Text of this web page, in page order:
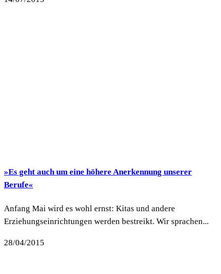
»Es geht auch um eine höhere Anerkennung unserer
Berufe«
Anfang Mai wird es wohl ernst: Kitas und andere
Erziehungseinrichtungen werden bestreikt. Wir sprachen...
28/04/2015